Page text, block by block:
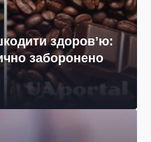
здоровʼю:
заборонено